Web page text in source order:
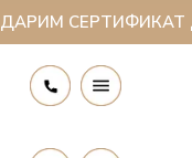
ДАРИМ СЕРТИФИКАТ